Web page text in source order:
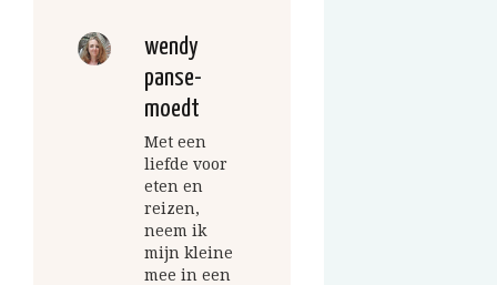
wendy
panse-
moedt
Met een
liefde voor
eten en
reizen,
neem ik
mijn kleine
mee in een